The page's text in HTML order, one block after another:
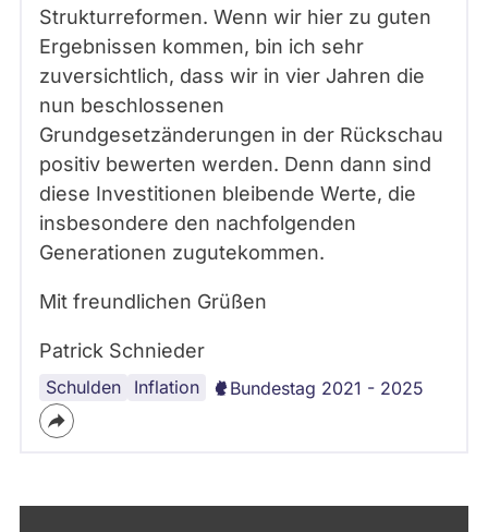
Strukturreformen. Wenn wir hier zu guten
Ergebnissen kommen, bin ich sehr
zuversichtlich, dass wir in vier Jahren die
nun beschlossenen
Grundgesetzänderungen in der Rückschau
positiv bewerten werden. Denn dann sind
diese Investitionen bleibende Werte, die
insbesondere den nachfolgenden
Generationen zugutekommen.
Mit freundlichen Grüßen
Patrick Schnieder
Schulden Inflation
Schuldenbremse
AbstimmungsverhaltenBundestag 2021 - 2025